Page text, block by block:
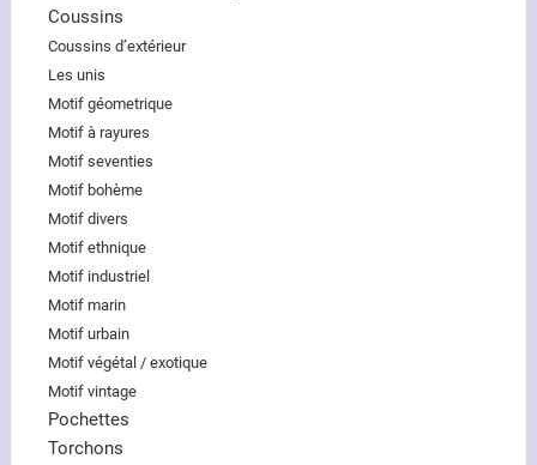
Coussins
Coussins d’extérieur
Les unis
Motif géometrique
Motif à rayures
Motif seventies
Motif bohème
Motif divers
Motif ethnique
Motif industriel
Motif marin
Motif urbain
Motif végétal / exotique
Motif vintage
Pochettes
Torchons